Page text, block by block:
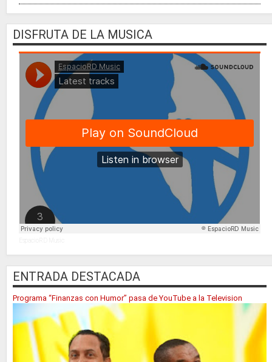
DISFRUTA DE LA MUSICA
EspacioRD Music
ENTRADA DESTACADA
Programa “Finanzas con Humor” pasa de YouTube a la Television